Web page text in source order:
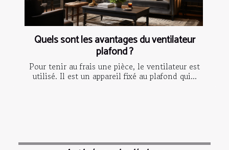
Quels sont les avantages du ventilateur
plafond ?
Pour tenir au frais une pièce, le ventilateur est
utilisé. Il est un appareil fixé au plafond qui...